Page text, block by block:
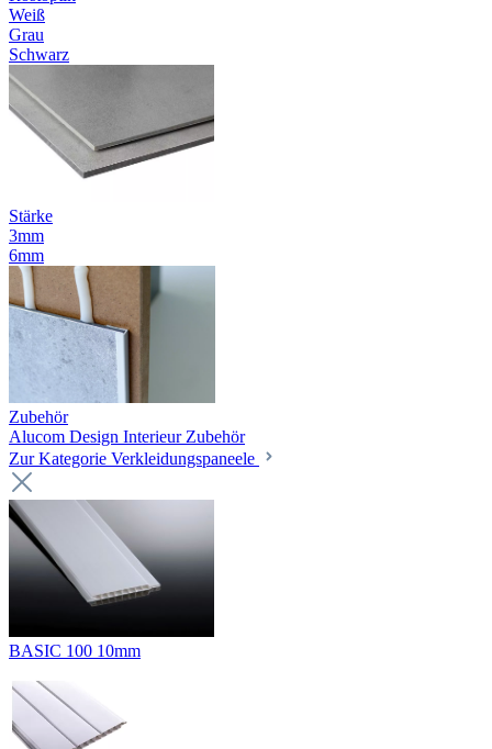
Weiß
Grau
Schwarz
Stärke
3mm
6mm
Zubehör
Alucom Design Interieur Zubehör
Zur Kategorie Verkleidungspaneele
BASIC 100 10mm